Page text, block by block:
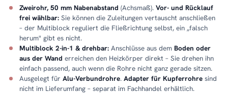
Zweirohr, 50 mm Nabenabstand (Achsmaß). Vor- und Rücklauf
frei wählbar: Sie können die Zuleitungen vertauscht anschließen
– der Multiblock reguliert die Fließrichtung selbst, ein „falsch
herum" gibt es nicht.
Multiblock 2-in-1 & drehbar: Anschlüsse aus dem Boden oder
aus der Wand erreichen den Heizkörper direkt – Sie drehen ihn
einfach passend, auch wenn die Rohre nicht ganz gerade sitzen.
Ausgelegt für Alu-Verbundrohre. Adapter für Kupferrohre sind
nicht im Lieferumfang – separat im Fachhandel erhältlich.